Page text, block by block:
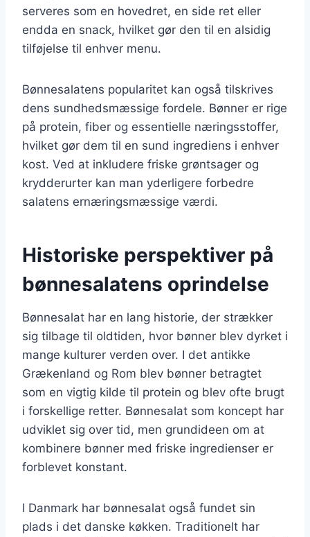
serveres som en hovedret, en side ret eller
endda en snack, hvilket gør den til en alsidig
tilføjelse til enhver menu.
Bønnesalatens popularitet kan også tilskrives
dens sundhedsmæssige fordele. Bønner er rige
på protein, fiber og essentielle næringsstoffer,
hvilket gør dem til en sund ingrediens i enhver
kost. Ved at inkludere friske grøntsager og
krydderurter kan man yderligere forbedre
salatens ernæringsmæssige værdi.
Historiske perspektiver på
bønnesalatens oprindelse
Bønnesalat har en lang historie, der strækker
sig tilbage til oldtiden, hvor bønner blev dyrket i
mange kulturer verden over. I det antikke
Grækenland og Rom blev bønner betragtet
som en vigtig kilde til protein og blev ofte brugt
i forskellige retter. Bønnesalat som koncept har
udviklet sig over tid, men grundideen om at
kombinere bønner med friske ingredienser er
forblevet konstant.
I Danmark har bønnesalat også fundet sin
plads i det danske køkken. Traditionelt har